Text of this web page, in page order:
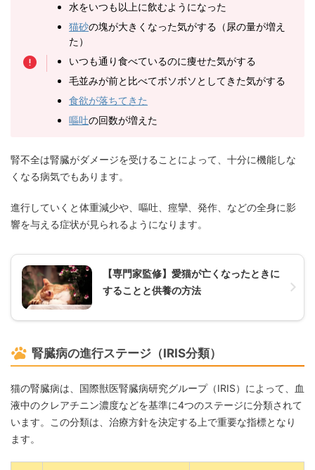
水をいつも以上に飲むようになった
猫砂の塊が大きくなった気がする（尿の量が増え
た）
いつも通り食べているのに痩せた気がする
毛並みが前と比べてボソボソとしてきた気がする
食欲が落ちてきた
嘔吐の回数が増えた
腎不全は腎臓がダメージを受けることによって、十分に機能しな
くなる病気でもあります。
進行していくと体重減少や、嘔吐、痙攣、発作、などの全身に影
響を与える症状が見られるようになります。
【専門家監修】愛猫が亡くなったときに
することと供養の方法
腎臓病の進行ステージ（IRIS分類）
猫の腎臓病は、国際獣医腎臓病研究グループ（IRIS）によって、血
液中のクレアチニン濃度などを基準に4つのステージに分類されて
います。この分類は、治療方針を決定する上で重要な指標となり
ます。